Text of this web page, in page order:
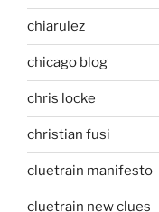
chiarulez
chicago blog
chris locke
christian fusi
cluetrain manifesto
cluetrain new clues